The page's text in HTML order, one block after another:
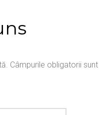
Câmpurile obligatorii sunt